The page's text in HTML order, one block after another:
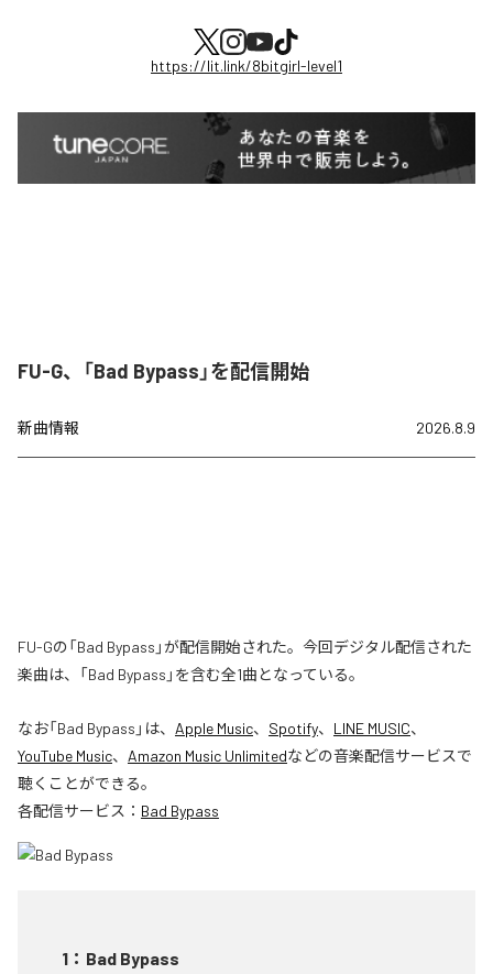
https://lit.link/8bitgirl-level1
FU-G、「Bad Bypass」を配信開始
新曲情報 2026.8.9
FU-Gの「Bad Bypass」が配信開始された。今回デジタル配信された
楽曲は、「Bad Bypass」を含む全1曲となっている。
なお「Bad Bypass 」は、 Apple Music、 Spotify、 LINE MUSIC、
YouTube Music、 Amazon Music Unlimitedなどの音楽配信サービスで
聴くことができる。
各配信サービス： Bad Bypass
1 ： Bad Bypass